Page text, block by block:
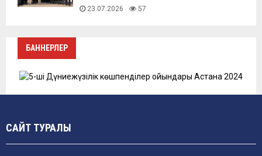
23.07.2026 57
БАННЕРЛЕР
САЙТ ТУРАЛЫ